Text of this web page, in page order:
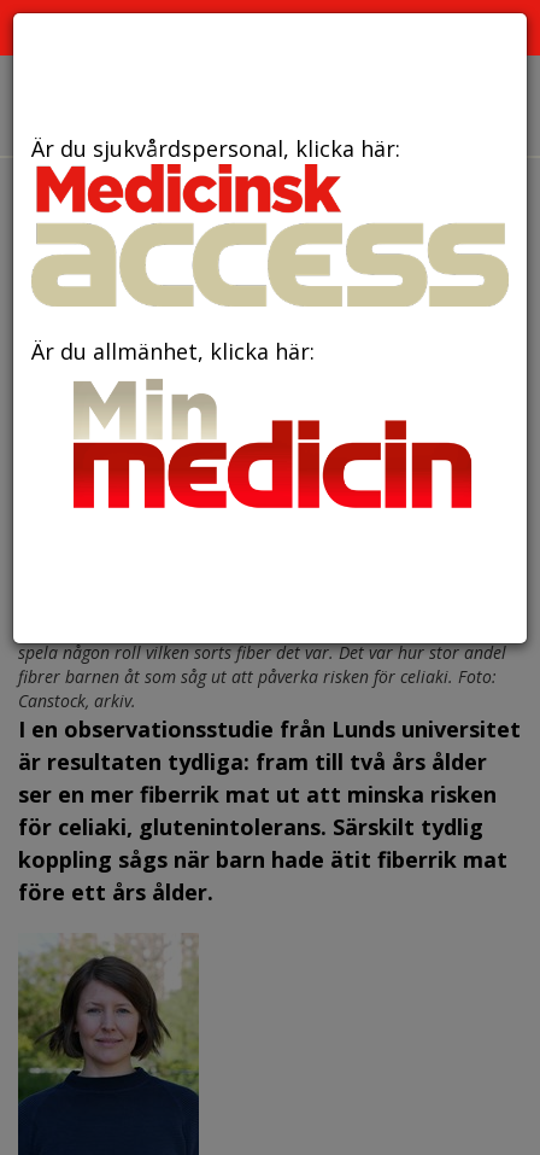
den 14 februari 2025
Nytt forskningsspår:
fiberrik kost före två års ålder
kan minska risk för celiaki
spela någon roll vilken sorts fiber det var. Det var hur stor andel
fibrer barnen åt som såg ut att påverka risken för celiaki. Foto:
Canstock, arkiv.
I en observationsstudie från Lunds universitet
är resultaten tydliga: fram till två års ålder
ser en mer fiberrik mat ut att minska risken
för celiaki, glutenintolerans. Särskilt tydlig
koppling sågs när barn hade ätit fiberrik mat
före ett års ålder.
Är du sjukvårdspersonal, klicka här:
Är du allmänhet, klicka här: